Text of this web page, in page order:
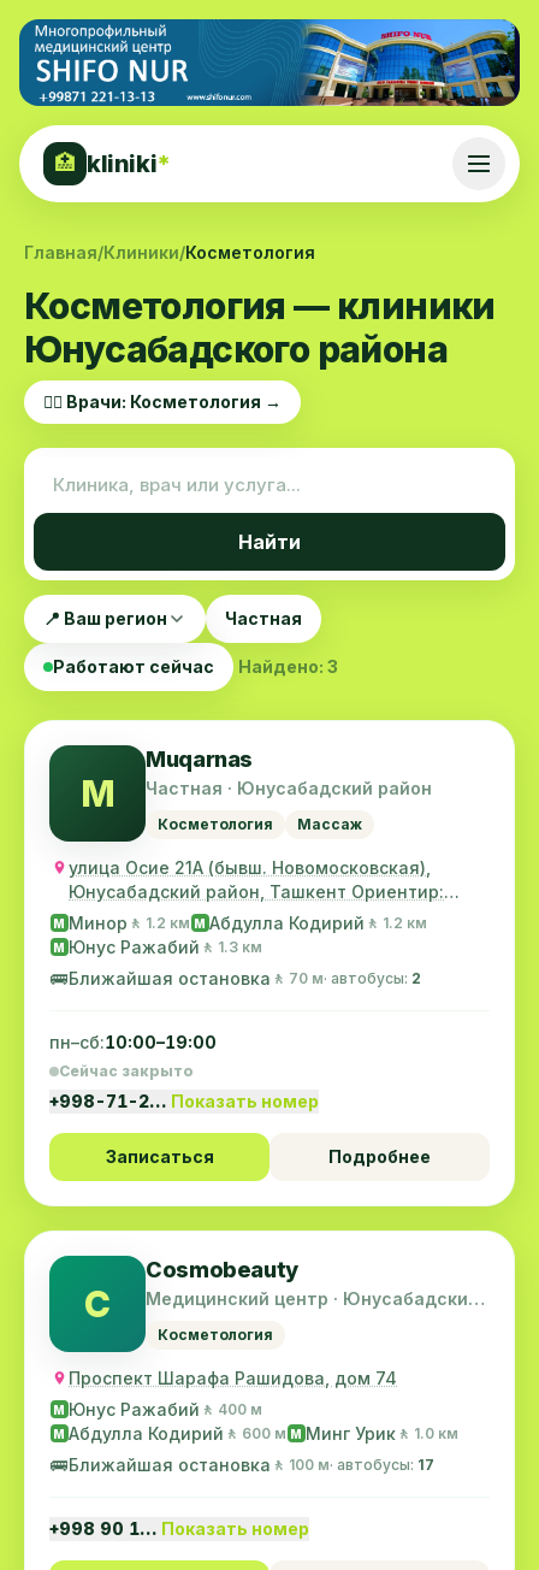
🏥 kliniki*
Главная/Клиники/Косметология
Косметология — клиники
Юнусабадского района
👨‍⚕️ Врачи: Косметология →
Найти
📍 Ваш регион Частная
Работают сейчас Найдено: 3
M
Muqarnas
Частная · Юнусабадский район
Косметология Массаж
улица Осие 21А (бывш. Новомосковская),
Юнусабадский район, Ташкент Ориентир:
Перекресток Г...
M Минор 🚶 1.2 км M Абдулла Кодирий 🚶 1.2 км
M Юнус Ражабий 🚶 1.3 км
🚌Ближайшая остановка 🚶 70 м· автобусы: 2
пн–сб:10:00–19:00
Сейчас закрыто
+998-71-2… Показать номер
Записаться Подробнее
C
Cosmobeauty
Медицинский центр · Юнусабадский
Косметология
Проспект Шарафа Рашидова, дом 74
M Юнус Ражабий 🚶 400 м
M Абдулла Кодирий 🚶 600 м M Минг Урик 🚶 1.0 км
🚌Ближайшая остановка 🚶 100 м· автобусы: 17
+998 90 1… Показать номер